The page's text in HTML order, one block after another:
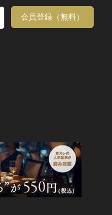
会員登録（無料）